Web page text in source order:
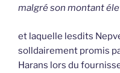
malgré son montant
et laquelle lesdits
solldairement promis
Harans lors du